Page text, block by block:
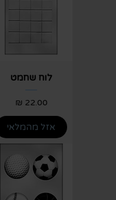
לוח שחמט
מחיר
אזל מהמלאי